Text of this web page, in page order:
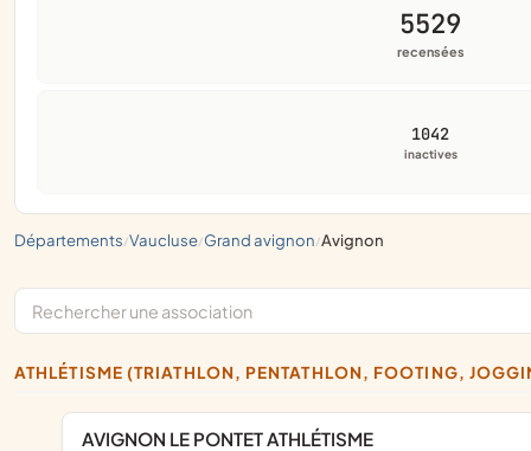
départements/ vaucluse/ grand avignon/ avignon
5529
recensées
1042
inactives
ATHLÉTISME (TRIATHLON, PENTATHLON, FOOTING,
AVIGNON LE PONTET ATHLÉTISME